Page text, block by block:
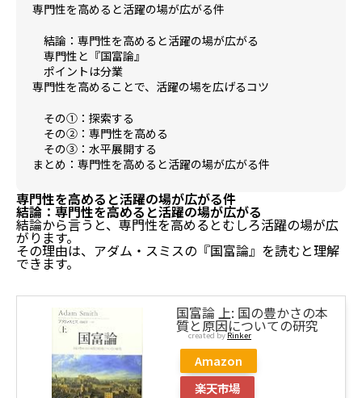
専門性を高めると活躍の場が広がる件
結論：専門性を高めると活躍の場が広がる
専門性と『国富論』
ポイントは分業
専門性を高めることで、活躍の場を広げるコツ
その①：探索する
その②：専門性を高める
その③：水平展開する
まとめ：専門性を高めると活躍の場が広がる件
専門性を高めると活躍の場が広がる件
結論：専門性を高めると活躍の場が広がる
結論から言うと、専門性を高めるとむしろ活躍の場が広
がります。
その理由は、アダム・スミスの『国富論』を読むと理解
できます。
国富論 上: 国の豊かさの本
質と原因についての研究
created byRinker
Amazon
楽天市場